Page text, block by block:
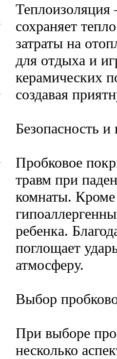
сохраняет
затраты на
для отдыха и
керамических
создавая
Безопасность
Пробковое
травм при
комнаты. Кроме
ребенка.
поглощает
атмосферу.
Выбор
При выборе
несколько